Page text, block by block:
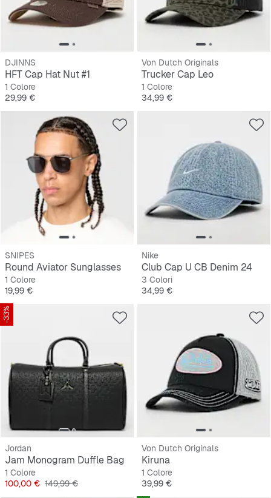
DJINNS
HFT Cap Hat Nut #1
1 Colore
Prezzo
29,99 €
Von Dutch Originals
Trucker Cap Leo
1 Colore
Prezzo
34,99 €
SNIPES
Round Aviator Sunglasses
1 Colore
Prezzo
19,99 €
Nike
Club Cap U CB Denim 24
3 Colori
Prezzo
34,99 €
-33%
Jordan
Jam Monogram Duffle Bag
1 Colore
Prezzo
100,00 € Prezzo originale
149,99 €
Von Dutch Originals
Kiruna
1 Colore
Prezzo
39,99 €